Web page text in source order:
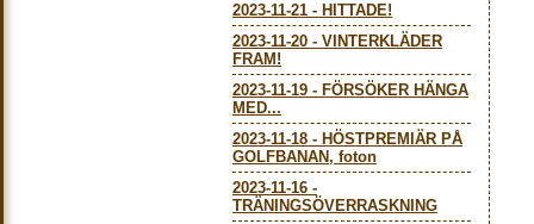
2023-11-21 - HITTADE!
2023-11-20 - VINTERKLÄDER
FRAM!
2023-11-19 - FÖRSÖKER HÄNGA
MED...
2023-11-18 - HÖSTPREMIÄR PÅ
GOLFBANAN, foton
2023-11-16 -
TRÄNINGSÖVERRASKNING